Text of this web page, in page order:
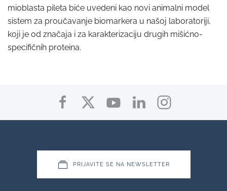
mioblasta pileta biće uvedeni kao novi animalni model
sistem za proučavanje biomarkera u našoj laboratoriji,
koji je od značaja i za karakterizaciju drugih mišićno-
specifičnih proteina.
PRIJAVITE SE NA NEWSLETTER